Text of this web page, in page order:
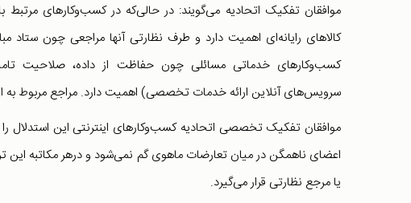
موافقان تفکیک اتحادیه می‌گویند: در حالی‌که در کسب‌وکارهای مرتبط
کالاهای رایانه‌ای اهمیت دارد و طرف نظارتی آنها مراجعی چون ستاد
کسب‌وکارهای خدماتی مسائلی چون حفاظت از داده، صلاحیت
سرویس‌های آنلاین ارائه خدمات تخصصی) اهمیت دارد. مراجع مربوط
موافقان تفکیک تخصصی اتحادیه کسب‌وکارهای اینترنتی این استدلال
اعضای ناهمگن در میان تعارضات ماهوی گم نمی‌شود و درهر مکاتبه
یا مرجع نظارتی قرار می‌گیرد.